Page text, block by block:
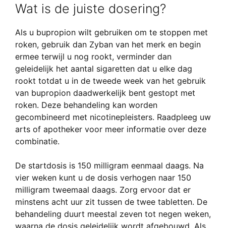
Wat is de juiste dosering?
Als u bupropion wilt gebruiken om te stoppen met
roken, gebruik dan Zyban van het merk en begin
ermee terwijl u nog rookt, verminder dan
geleidelijk het aantal sigaretten dat u elke dag
rookt totdat u in de tweede week van het gebruik
van bupropion daadwerkelijk bent gestopt met
roken. Deze behandeling kan worden
gecombineerd met nicotinepleisters. Raadpleeg uw
arts of apotheker voor meer informatie over deze
combinatie.
De startdosis is 150 milligram eenmaal daags. Na
vier weken kunt u de dosis verhogen naar 150
milligram tweemaal daags. Zorg ervoor dat er
minstens acht uur zit tussen de twee tabletten. De
behandeling duurt meestal zeven tot negen weken,
waarna de dosis geleidelijk wordt afgebouwd. Als